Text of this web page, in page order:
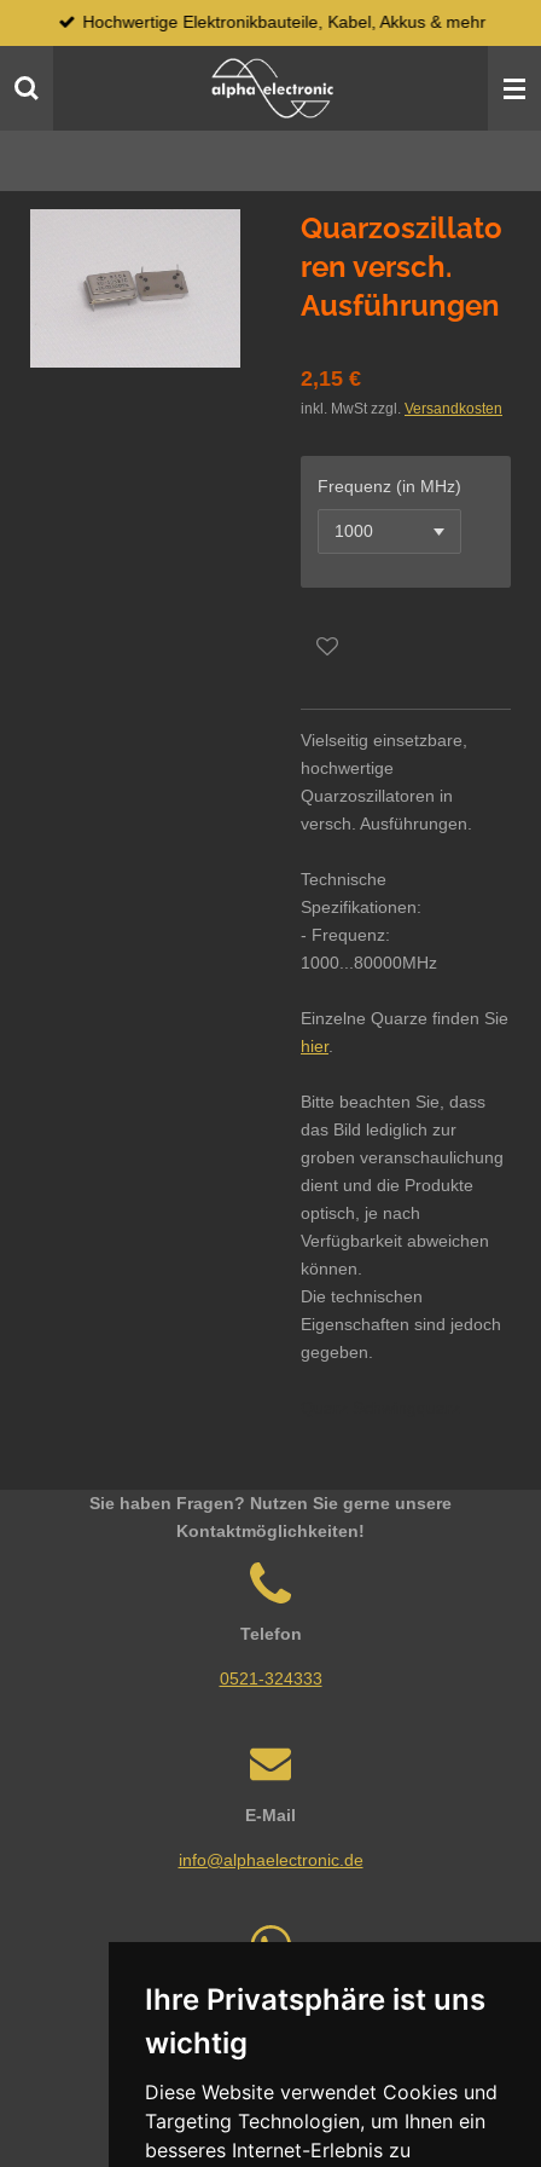
Ihre Privatsphäre ist uns
wichtig
Diese Website verwendet Cookies und
Targeting Technologien, um Ihnen ein
besseres Internet-Erlebnis zu
Hauptinhalt
springen
Hochwertige Elektronikbauteile, Kabel, Akkus & mehr
Quarzoszillato
ren versch.
Ausführungen
2,15 €
inkl. MwSt zzgl. Versandkosten
Frequenz (in MHz)
Vielseitig einsetzbare,
hochwertige
Quarzoszillatoren in
versch. Ausführungen.
Technische
Spezifikationen:
- Frequenz:
1000...80000MHz
Einzelne Quarze finden Sie
hier.
Bitte beachten Sie, dass
das Bild lediglich zur
groben veranschaulichung
dient und die Produkte
optisch, je nach
Verfügbarkeit abweichen
können.
Die technischen
Eigenschaften sind jedoch
gegeben.
Sie haben Fragen? Nutzen Sie gerne unsere
Kontaktmöglichkeiten!
Telefon
0521-324333
E-Mail
info@alphaelectronic.de
Whatsapp
Nachricht senden